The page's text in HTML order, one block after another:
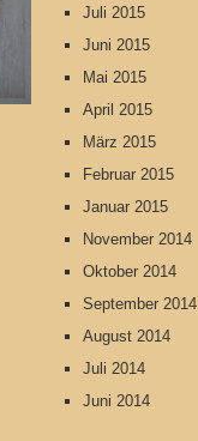
Juli 2015
Juni 2015
Mai 2015
April 2015
März 2015
Februar 2015
Januar 2015
November 2014
Oktober 2014
September 2014
August 2014
Juli 2014
Juni 2014